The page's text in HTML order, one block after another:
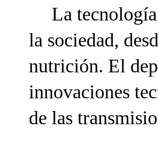
La
la sociedad,
nutrición. El
innovaciones
de las